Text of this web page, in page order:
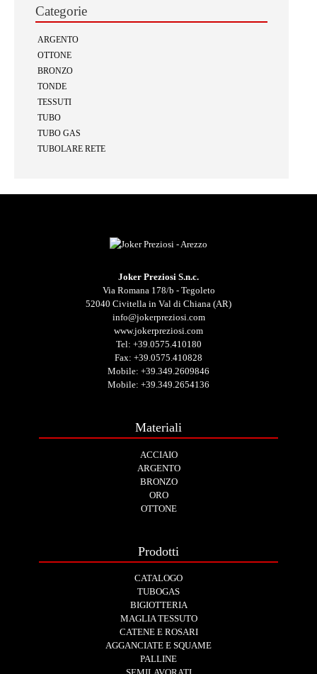
Categorie
ARGENTO
OTTONE
BRONZO
TONDE
TESSUTI
TUBO
TUBO GAS
TUBOLARE RETE
Joker Preziosi S.n.c.
Via Romana 178/b - Tegoleto
52040 Civitella in Val di Chiana (AR)
info@jokerpreziosi.com
www.jokerpreziosi.com
Tel: +39.0575.410180
Fax: +39.0575.410828
Mobile: +39.349.2609846
Mobile: +39.349.2654136
Materiali
ACCIAIO
ARGENTO
BRONZO
ORO
OTTONE
Prodotti
CATALOGO
TUBOGAS
BIGIOTTERIA
MAGLIA TESSUTO
CATENE E ROSARI
AGGANCIATE E SQUAME
PALLINE